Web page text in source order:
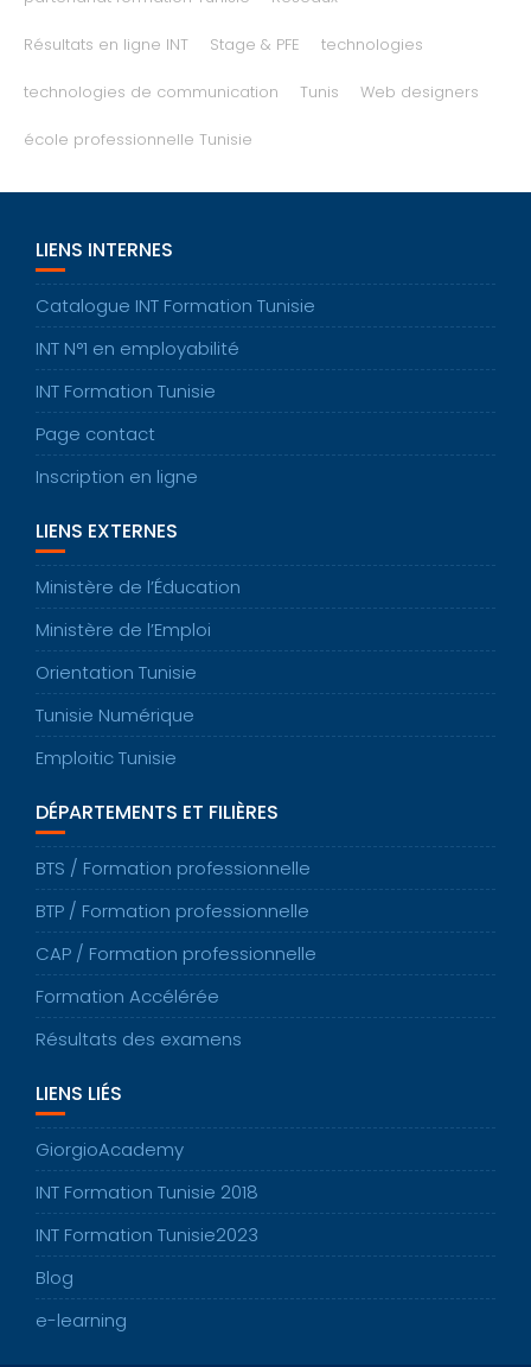
Résultats en ligne INT Stage & PFE technologies
technologies de communication Tunis Web designers
école professionnelle Tunisie
LIENS INTERNES
Catalogue INT Formation Tunisie
INT N°1 en employabilité
INT Formation Tunisie
Page contact
Inscription en ligne
LIENS EXTERNES
Ministère de l’Éducation
Ministère de l’Emploi
Orientation Tunisie
Tunisie Numérique
Emploitic Tunisie
DÉPARTEMENTS ET FILIÈRES
BTS / Formation professionnelle
BTP / Formation professionnelle
CAP / Formation professionnelle
Formation Accélérée
Résultats des examens
LIENS LIÉS
GiorgioAcademy
INT Formation Tunisie 2018
INT Formation Tunisie2023
Blog
e-learning